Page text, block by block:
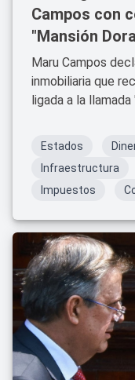
Campos con
"Mansión
Maru Campos
inmobiliaria que
ligada a la llamada
Estados
Infraestructura
Impuestos